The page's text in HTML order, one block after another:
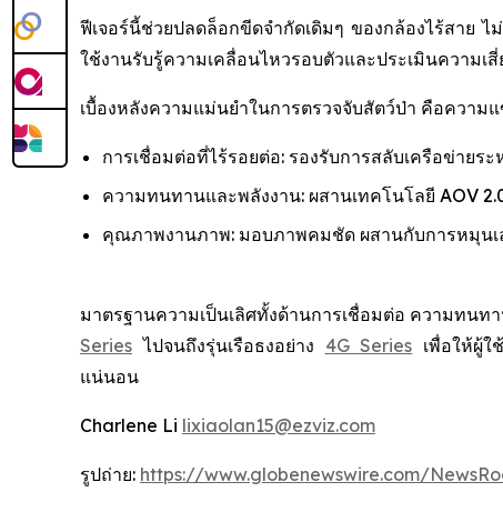
ฟีเจอร์นี้ช่วยปลดล็อกขีดจำกัดเดิมๆ ของกล้องไร้สาย
ใช้งานรับรู้ความเคลื่อนไหวรอบตัวและประเมินความเ
เบื้องหลังความแม่นยำในการตรวจจับสัตว์ป่า คือความ
การเชื่อมต่อที่ไร้รอยต่อ: รองรับการสลับเครือข่าย
ความทนทานและพลังงาน: ผสานเทคโนโลยี AOV
คุณภาพงานภาพ: มอบภาพคมชัด ผสานกับการหมุนเ
มาตรฐานความเป็นเลิศทั้งด้านการเชื่อมต่อ ความทน
Series ไปจนถึงรุ่นเรือธงอย่าง 4G Series เพื่อให้ผู้
แน่นอน
Charlene Li lixiaolan15@ezviz.com
รูปถ่าย: https://www.globenewswire.com/